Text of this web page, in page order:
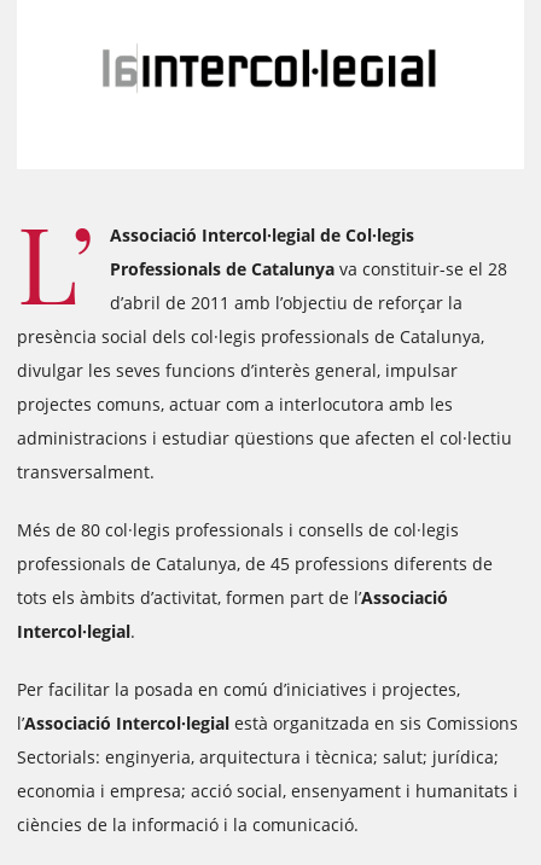
L’
Associació Intercol·legial de Col·legis
Professionals de Catalunya va constituir-se el 28
d’abril de 2011 amb l’objectiu de reforçar la
presència social dels col·legis professionals de Catalunya,
divulgar les seves funcions d’interès general, impulsar
projectes comuns, actuar com a interlocutora amb les
administracions i estudiar qüestions que afecten el col·lectiu
transversalment.
Més de 80 col·legis professionals i consells de col·legis
professionals de Catalunya, de 45 professions diferents de
tots els àmbits d’activitat, formen part de l’Associació
Intercol·legial.
Per facilitar la posada en comú d’iniciatives i projectes,
l’Associació Intercol·legial està organitzada en sis Comissions
Sectorials: enginyeria, arquitectura i tècnica; salut; jurídica;
economia i empresa; acció social, ensenyament i humanitats i
ciències de la informació i la comunicació.